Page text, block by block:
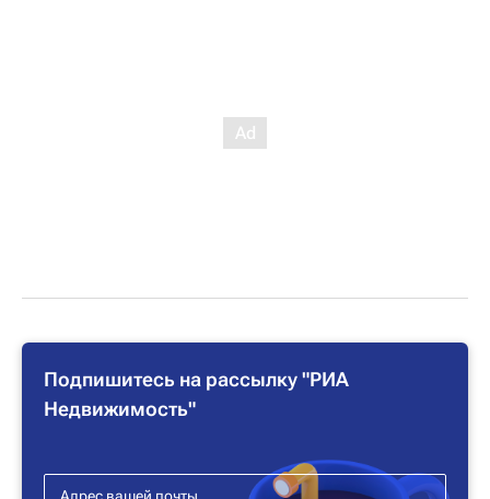
Подпишитесь на рассылку "РИА
Недвижимость"